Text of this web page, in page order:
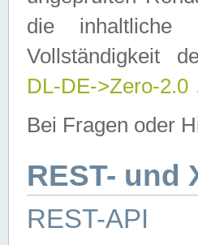
die inhaltliche
Vollständigkeit
DL-DE->Zero-2.0
Bei Fragen oder
REST- und
REST-API